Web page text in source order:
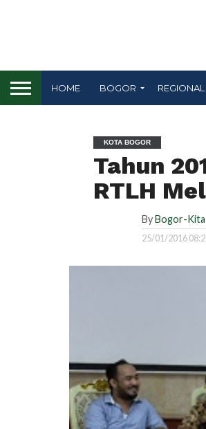
HOME BOGOR REGIONAL
KOTA BOGOR
Tahun
RTLH
ByBogor-Kita
25/01/2016